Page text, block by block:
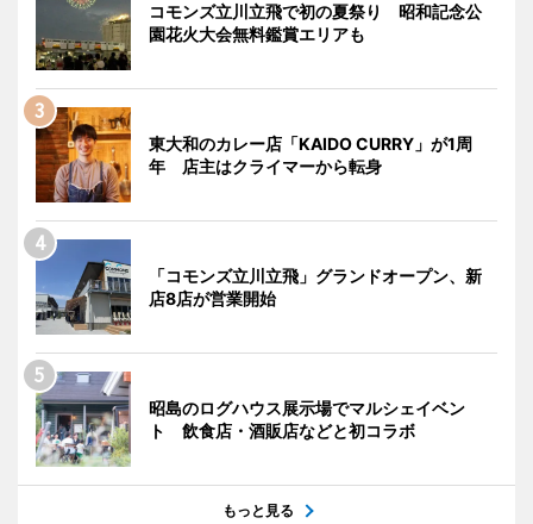
コモンズ立川立飛で初の夏祭り 昭和記念公
園花火大会無料鑑賞エリアも
東大和のカレー店「KAIDO CURRY」が1周
年 店主はクライマーから転身
「コモンズ立川立飛」グランドオープン、新
店8店が営業開始
昭島のログハウス展示場でマルシェイベン
ト 飲食店・酒販店などと初コラボ
もっと見る